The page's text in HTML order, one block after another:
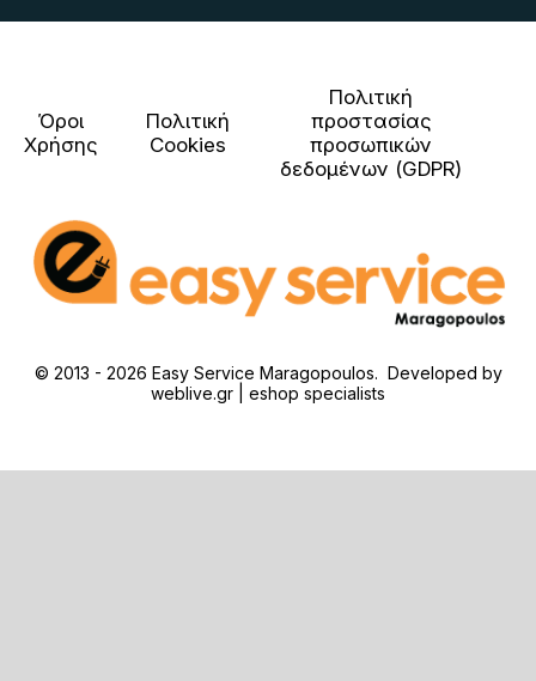
Όροι
Χρήσης
Πολιτική
Cookies
Πολιτική
προστασίας
προσωπικών
δεδομένων (GDPR)
© 2013 - 2026 Easy Service Maragopoulos. Developed by
weblive.gr | eshop specialists